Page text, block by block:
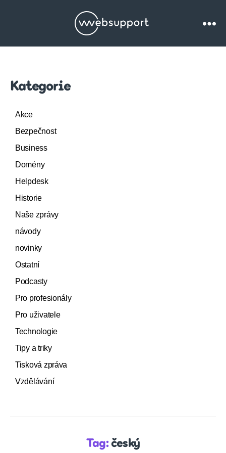
Websupport.cz
Kategorie
Akce
Bezpečnost
Business
Domény
Helpdesk
Historie
Naše zprávy
návody
novinky
Ostatní
Podcasty
Pro profesionály
Pro uživatele
Technologie
Tipy a triky
Tisková zpráva
Vzdělávání
Tag: český